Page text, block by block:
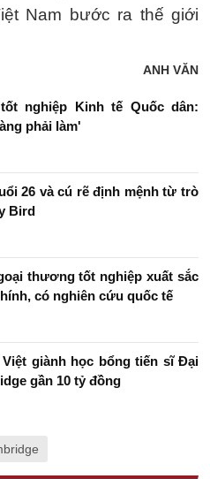
Nam bước ra thế giới
ANH VĂN
nghiệp Kinh tế Quốc dân:
phải làm'
26 và cú rẽ định mệnh từ trò
Bird
thương tốt nghiệp xuất sắc
có nghiên cứu quốc tế
giành học bổng tiến sĩ Đại
gần 10 tỷ đồng